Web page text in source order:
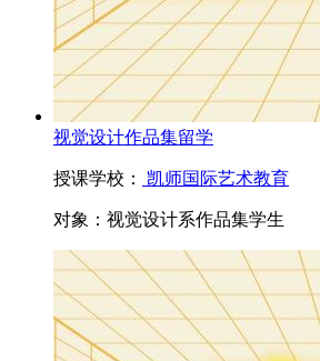
视觉设计作品集留学
授课学校： 凯师国际艺术教育
对象： 视觉设计系作品集学生